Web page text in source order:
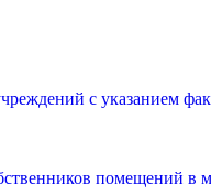
с указанием
помещений в